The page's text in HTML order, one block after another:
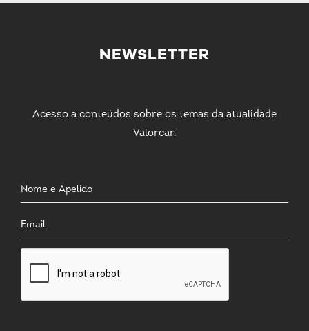
NEWSLETTER
Acesso a conteúdos sobre os temas da atualidade
Valorcar.